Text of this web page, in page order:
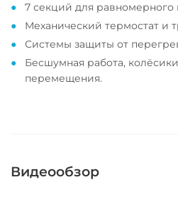
7 секций для равномерного
Механический термостат и
Системы защиты от
Бесшумная работа,
перемещения.
Видеообзор